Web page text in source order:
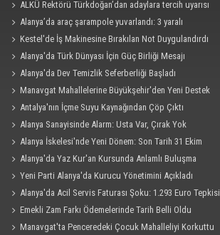
ALKÜ Rektörü Türkdoğan’dan adaylara tercih uyarısı
Alanya’da araç şarampole yuvarlandı: 3 yaralı
Kestel'de İş Makinesine Bırakılan Not Duygulandırdı
Alanya'da Türk Dünyası İçin Güç Birliği Mesajı
Alanya'da Dev Temizlik Seferberliği Başladı
Manavgat Mahallelerine Büyükşehir'den Yeni Destek
Antalya'nın İçme Suyu Kaynağından Çöp Çıktı
Alanya Sanayisinde Alarm: Usta Var, Çırak Yok
Alanya İskelesi'nde Yeni Dönem: Son Tarih 31 Ekim
Alanya'da Yaz Kur'an Kursunda Anlamlı Buluşma
Yeni Parti Alanya'da Kurucu Yönetimini Açıkladı
Alanya'da Acil Servis Faturası Şoku: 1.293 Euro Tepkisi
Emekli Zam Farkı Ödemelerinde Tarih Belli Oldu
Manavgat'ta Penceredeki Çocuk Mahalleliyi Korkuttu